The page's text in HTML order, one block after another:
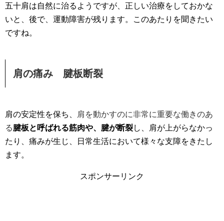
五十肩は自然に治るようですが、正しい治療をしておかな
いと、後で、運動障害が残ります。このあたりを聞きたい
ですね。
肩の痛み 腱板断裂
肩の安定性を保ち、
肩を動かすのに非常に重要な働きのあ
る腱板と呼ばれる筋肉や、腱が断裂し、肩が上がらなかっ
たり、痛みが生じ、日常生活において様々な支障をきたし
ます。
スポンサーリンク